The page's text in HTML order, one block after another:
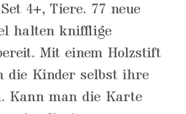
4+, Tiere. 77 neue
halten knifflige
Mit einem Holzstift
die Kinder selbst ihre
Kann man die Karte